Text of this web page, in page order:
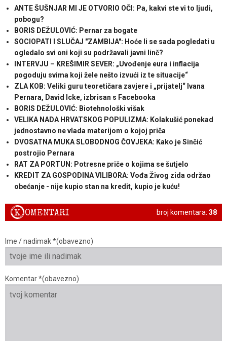
ANTE ŠUŠNJAR MI JE OTVORIO OČI: Pa, kakvi ste vi to ljudi,
pobogu?
BORIS DEŽULOVIĆ: Pernar za bogate
SOCIOPATI I SLUČAJ "ZAMBIJA": Hoće li se sada pogledati u
ogledalo svi oni koji su podržavali javni linč?
INTERVJU – KREŠIMIR SEVER: „Uvođenje eura i inflacija
pogoduju svima koji žele nešto izvući iz te situacije“
ZLA KOB: Veliki guru teoretičara zavjere i „prijatelj“ Ivana
Pernara, David Icke, izbrisan s Facebooka
BORIS DEŽULOVIĆ: Biotehnološki višak
VELIKA NADA HRVATSKOG POPULIZMA: Kolakušić ponekad
jednostavno ne vlada materijom o kojoj priča
DVOSATNA MUKA SLOBODNOG ČOVJEKA: Kako je Sinčić
postrojio Pernara
RAT ZA PORTUN: Potresne priče o kojima se šutjelo
KREDIT ZA GOSPODINA VILIBORA: Vođa Živog zida održao
obećanje - nije kupio stan na kredit, kupio je kuću!
broj komentara: 38
KOMENTARI
Ime / nadimak *(obavezno)
Komentar *(obavezno)